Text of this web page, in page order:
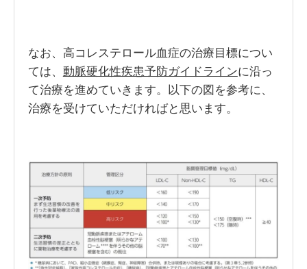
なお、高コレステロール血症の治療目標につい
ては、 動脈硬化性疾患予防ガイドラインに沿っ
て治療を進めていきます。以下の図を参考に、
治療を受けていただければと思います。